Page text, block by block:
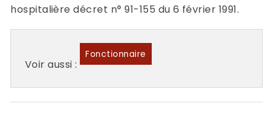
hospitalière décret n° 91-155 du 6 février 1991.
Voir aussi :
Fonctionnaire